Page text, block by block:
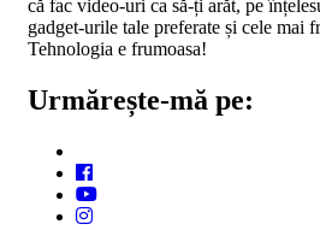
că fac video-uri ca să-ți arăt, pe
gadget-urile tale preferate și cele mai
Tehnologia e frumoasa!
Urmărește-mă pe: